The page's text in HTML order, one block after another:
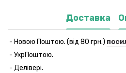
Доставка
- Новою Поштою. (від 80 грн.)
- УкрПоштою.
- Делівері.